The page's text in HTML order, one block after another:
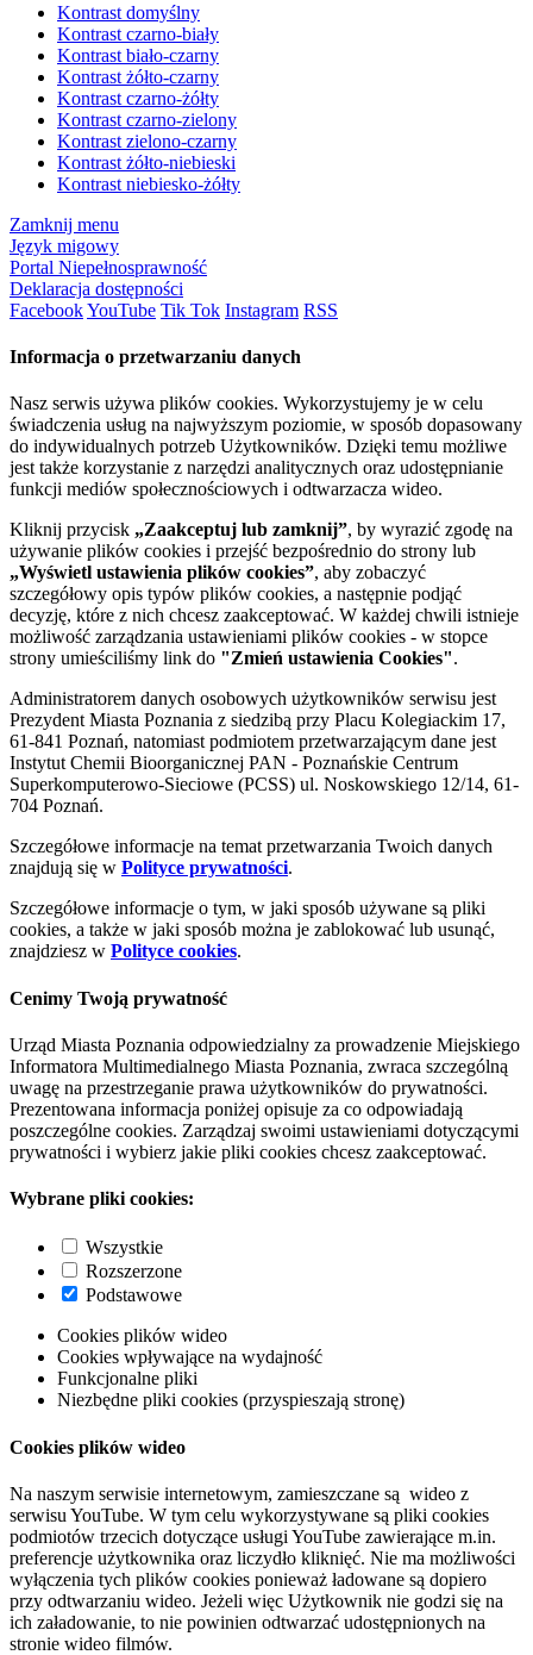
Kontrast domyślny
Kontrast czarno-biały
Kontrast biało-czarny
Kontrast żółto-czarny
Kontrast czarno-żółty
Kontrast czarno-zielony
Kontrast zielono-czarny
Kontrast żółto-niebieski
Kontrast niebiesko-żółty
Zamknij menu
Język migowy
Portal Niepełnosprawność
Deklaracja dostępności
FacebookYouTube Tik Tok Instagram RSS
Informacja o przetwarzaniu danych
Nasz serwis używa plików cookies. Wykorzystujemy je w celu
świadczenia usług na najwyższym poziomie, w sposób dopasowany
do indywidualnych potrzeb Użytkowników. Dzięki temu możliwe
jest także korzystanie z narzędzi analitycznych oraz udostępnianie
funkcji mediów społecznościowych i odtwarzacza wideo.
Kliknij przycisk „Zaakceptuj lub zamknij”, by wyrazić zgodę na
używanie plików cookies i przejść bezpośrednio do strony lub
„Wyświetl ustawienia plików cookies”, aby zobaczyć
szczegółowy opis typów plików cookies, a następnie podjąć
decyzję, które z nich chcesz zaakceptować. W każdej chwili istnieje
możliwość zarządzania ustawieniami plików cookies - w stopce
strony umieściliśmy link do "Zmień ustawienia Cookies".
Administratorem danych osobowych użytkowników serwisu jest
Prezydent Miasta Poznania z siedzibą przy Placu Kolegiackim 17,
61-841 Poznań, natomiast podmiotem przetwarzającym dane jest
Instytut Chemii Bioorganicznej PAN - Poznańskie Centrum
Superkomputerowo-Sieciowe (PCSS) ul. Noskowskiego 12/14, 61-
704 Poznań.
Szczegółowe informacje na temat przetwarzania Twoich danych
znajdują się w Polityce prywatności.
Szczegółowe informacje o tym, w jaki sposób używane są pliki
cookies, a także w jaki sposób można je zablokować lub usunąć,
znajdziesz w Polityce cookies.
Cenimy Twoją prywatność
Urząd Miasta Poznania odpowiedzialny za prowadzenie Miejskiego
Informatora Multimedialnego Miasta Poznania, zwraca szczególną
uwagę na przestrzeganie prawa użytkowników do prywatności.
Prezentowana informacja poniżej opisuje za co odpowiadają
poszczególne cookies. Zarządzaj swoimi ustawieniami dotyczącymi
prywatności i wybierz jakie pliki cookies chcesz zaakceptować.
Wybrane pliki cookies:
Wszystkie
Rozszerzone
Podstawowe
Cookies plików wideo
Cookies wpływające na wydajność
Funkcjonalne pliki
Niezbędne pliki cookies (przyspieszają stronę)
Cookies plików wideo
Na naszym serwisie internetowym, zamieszczane są wideo z
serwisu YouTube. W tym celu wykorzystywane są pliki cookies
podmiotów trzecich dotyczące usługi YouTube zawierające m.in.
preferencje użytkownika oraz liczydło kliknięć. Nie ma możliwości
wyłączenia tych plików cookies ponieważ ładowane są dopiero
przy odtwarzaniu wideo. Jeżeli więc Użytkownik nie godzi się na
ich załadowanie, to nie powinien odtwarzać udostępnionych na
stronie wideo filmów.